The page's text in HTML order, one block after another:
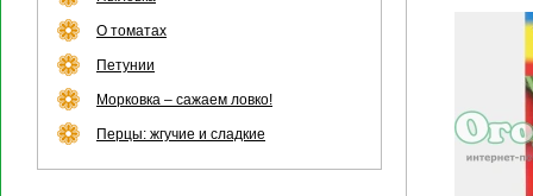
О томатах
Петунии
Морковка – сажаем ловко!
Перцы: жгучие и сладкие